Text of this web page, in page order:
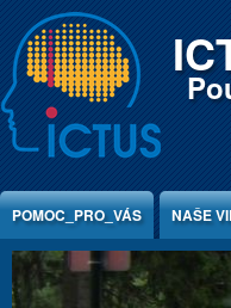
Jump to Content
POMOC_PRO_VÁS NAŠE